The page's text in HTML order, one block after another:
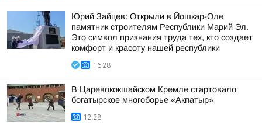
Юрий Зайцев: Открыли в Йошкар-Оле
памятник строителям Республики Марий Эл.
Это символ признания труда тех, кто создает
комфорт и красоту нашей республики
16:28
В Царевококшайском Кремле стартовало
богатырское многоборье «Акпатыр»
12:28